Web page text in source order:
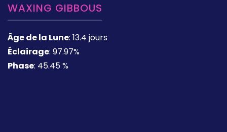
WAXING GIBBOUS
Âge de la Lune: 13.4 jours
Éclairage: 97.97%
Phase: 45.45 %